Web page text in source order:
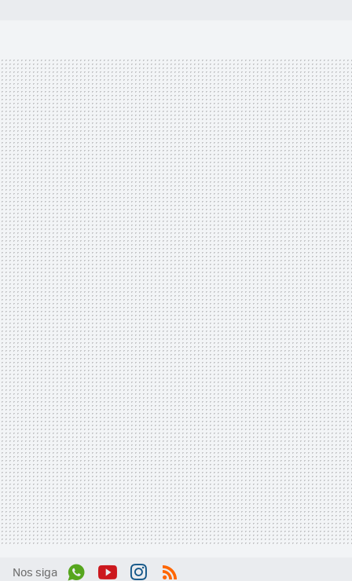
Nos siga